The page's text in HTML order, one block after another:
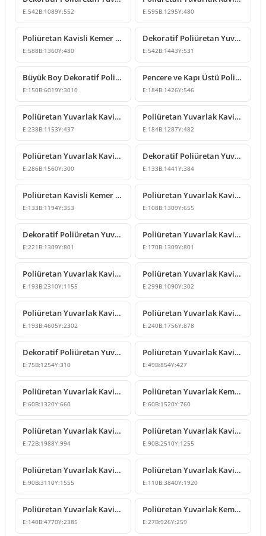
E:542B:1089Y:552 E:595B:1295Y:480
Poliüretan Kavisli Kemer Modelleri ve Tasarımları
E:588B:1360Y:480
Dekoratif Poliüretan Yuvarlak Kavis Kemer Süsleme Modeli
E:542B:1443Y:531
Büyük Boy Dekoratif Poliüretan Yuvarlak Kavis Kemer
E:150B:6019Y:3010
Pencere ve Kapı Üstü Poliüretan Yuvarlak Kavis Kemer Sövesi
E:184B:1426Y:546
Poliüretan Yuvarlak Kavis Kemer Modeli
E:238B:1153Y:437
Poliüretan Yuvarlak Kavis Kemer Dekorasyon Modelleri
E:184B:1287Y:482
Poliüretan Yuvarlak Kavisli Kemer ve Söve Tasarımı
E:286B:1560Y:300
Dekoratif Poliüretan Yuvarlak Kavis Kemer Modelleri
E:133B:1441Y:384
Poliüretan Kavisli Kemer ve Pencere Üstü Dekor Modeli
E:133B:1194Y:353
Poliüretan Yuvarlak Kavis Kemer Modeli
E:108B:1309Y:655
Dekoratif Poliüretan Yuvarlak Kavis Kemer Modelleri
E:221 B:1309Y:801
Poliüretan Yuvarlak Kavis Kemer Modeli
E:170B:1309Y:801
Poliüretan Yuvarlak Kavis Kemer Kapı ve Pencere Üstü Dekor
E:193B:2310Y:1155
Poliüretan Yuvarlak Kavisli Kemer ve Kapı Üstü Dekor Modelleri
E:299B:1090Y:302
Poliüretan Yuvarlak Kavis Kemer Modeli
E:193B:4605Y:2302
Poliüretan Yuvarlak Kavis Kemer Modeli
E:240B:1756Y:878
Dekoratif Poliüretan Yuvarlak Kavis Kemer Modeli
E:75B:1254Y:310
Poliüretan Yuvarlak Kavisli Kemer ve Pencere Söve Modeli
E:49B:854Y:427
Poliüretan Yuvarlak Kavis Kemer Modelleri
E:60B:1320Y:660
Poliüretan Yuvarlak Kemer ve Kavisli Kapı Pencere Dekoru
E:60B:1520Y:760
Poliüretan Yuvarlak Kavis Kemer Modelleri
E:72B:1988Y:994
Poliüretan Yuvarlak Kavis Kemer ve Seviye Geçiş Profili
E:90B:2510Y:1255
Poliüretan Yuvarlak Kavis Kemer ve Geçiş Dekoru Modeli
E:90B:3110Y:1555
Poliüretan Yuvarlak Kavisli Kemer Modeli
E:110B:3840Y:1920
Poliüretan Yuvarlak Kavisli Kemer Modeli
E:140B:4770Y:2385
Poliüretan Yuvarlak Kemer ve Kavisli Söve Tasarımı
E:27B:926Y:259